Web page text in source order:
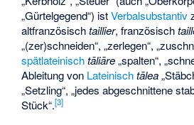
„Gürtelgegend“) istVerbalsubstantiv
altfranzösischtaillier, französisch
„(zer)schneiden“, „zerlegen“,
spätlateinisch tāliāre„spalten“,
Ableitung von Lateinisch tālea
„Setzling“, „jedes abgeschnittene
Stück“.[3]